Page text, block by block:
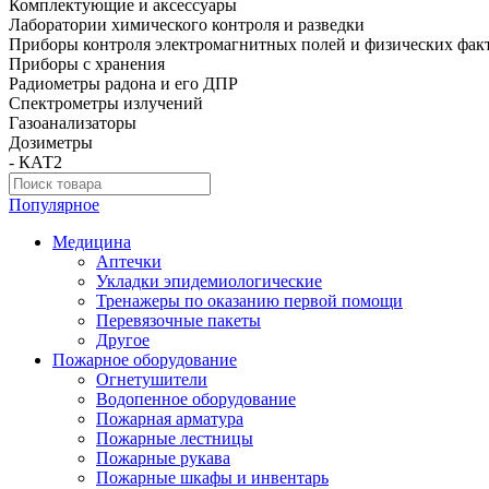
Комплектующие и аксессуары
Лаборатории химического контроля и разведки
Приборы контроля электромагнитных полей и физических
Приборы с хранения
Радиометры радона и его ДПР
Спектрометры излучений
Газоанализаторы
Дозиметры
- КАТ2
Популярное
Медицина
Аптечки
Укладки эпидемиологические
Тренажеры по оказанию первой помощи
Перевязочные пакеты
Другое
Пожарное оборудование
Огнетушители
Водопенное оборудование
Пожарная арматура
Пожарные лестницы
Пожарные рукава
Пожарные шкафы и инвентарь